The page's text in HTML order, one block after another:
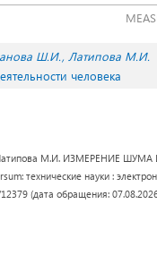
Ш.И. Латипова М.И.
человека
М.И. ИЗМЕРЕНИЕ
науки : электрон.
(дата обращения: